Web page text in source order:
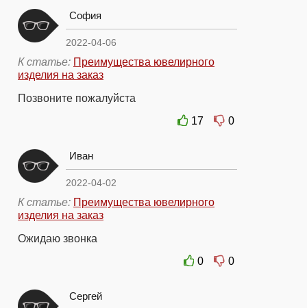
София
2022-04-06
К статье: Преимущества ювелирного
изделия на заказ
Позвоните пожалуйста
17
0
Иван
2022-04-02
К статье: Преимущества ювелирного
изделия на заказ
Ожидаю звонка
0
0
Сергей